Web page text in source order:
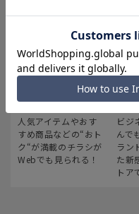
最新のお買い得情報
人気アイテムやおす
すめ商品などの“おト
ク“が満載のチラシが
Webでも見られる！
ス
ビジ
んで
ラン
た新
トア